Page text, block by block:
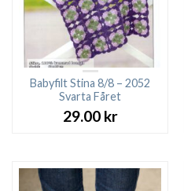
Babyfilt Stina 8/8 – 2052
Svarta Fåret
29.00 kr